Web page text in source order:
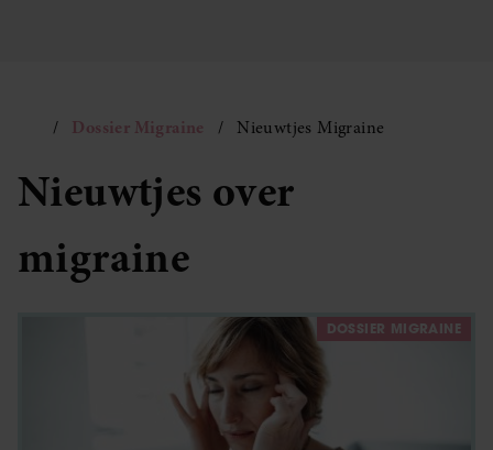
Dossier Migraine Nieuwtjes Migraine
Nieuwtjes over
migraine
DOSSIER MIGRAINE